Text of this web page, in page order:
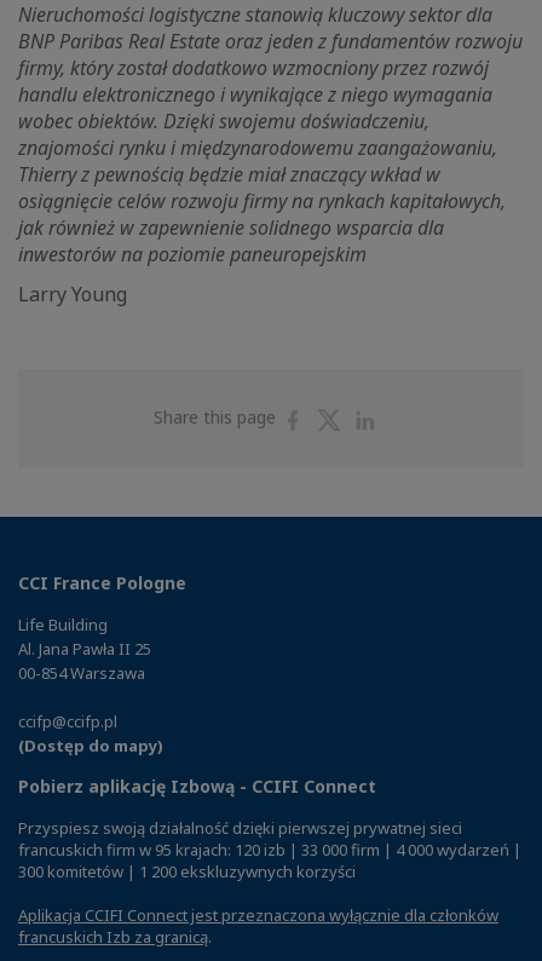
Nieruchomości logistyczne stanowią kluczowy sektor dla
BNP Paribas Real Estate oraz jeden z fundamentów rozwoju
firmy, który został dodatkowo wzmocniony przez rozwój
handlu elektronicznego i wynikające z niego wymagania
wobec obiektów. Dzięki swojemu doświadczeniu,
znajomości rynku i międzynarodowemu zaangażowaniu,
Thierry z pewnością będzie miał znaczący wkład w
osiągnięcie celów rozwoju firmy na rynkach kapitałowych,
jak również w zapewnienie solidnego wsparcia dla
inwestorów na poziomie paneuropejskim
Larry Young
Share this page
ShareShare
CCI France Pologne
Life Building
Al. Jana Pawła II 25
00-854 Warszawa
ccifp@ccifp.pl
(Dostęp do mapy)
Pobierz aplikację Izbową - CCIFI Connect
Przyspiesz swoją działalność dzięki pierwszej prywatnej sieci
francuskich firm w 95 krajach: 120 izb | 33 000 firm | 4 000 wydarzeń |
300 komitetów | 1 200 ekskluzywnych korzyści
Aplikacja CCIFI Connect jest przeznaczona wyłącznie dla członków
francuskich Izb za granicą.